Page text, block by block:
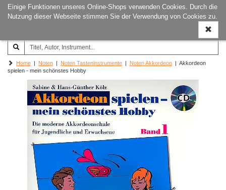
Einige Funktionen unseres Online-Shops verwenden Cookies. Durch die
Nutzung dieser Webseite stimmen Sie der Verwendung von Cookies zu.
ein-/
Joachim‐Trekel‐Musikverlag,
Hamburg
Home | Noten | Noten Tasteninstrumente | Noten Akkordeon | Akkordeon
spielen - mein schönstes Hobby